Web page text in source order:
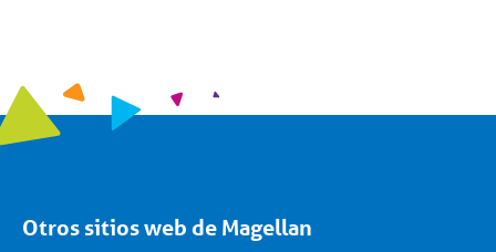
Otros sitios web de Magellan